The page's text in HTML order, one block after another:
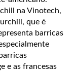
na Vinotech,
que é
barricas
e as francesas